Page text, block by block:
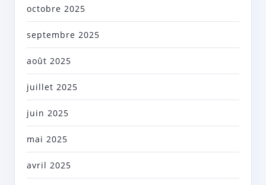
octobre 2025
septembre 2025
août 2025
juillet 2025
juin 2025
mai 2025
avril 2025